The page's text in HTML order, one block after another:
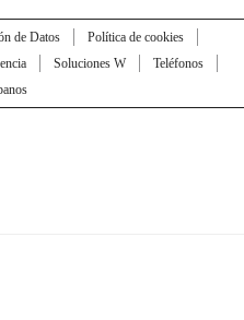
de Datos
Política de cookies
Soluciones W
Teléfonos